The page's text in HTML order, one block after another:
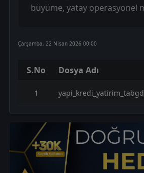
büyüme, yatay operasyonel
Çarşamba, 22 Nisan 2026 00:00
S.No Dosya Adı
1